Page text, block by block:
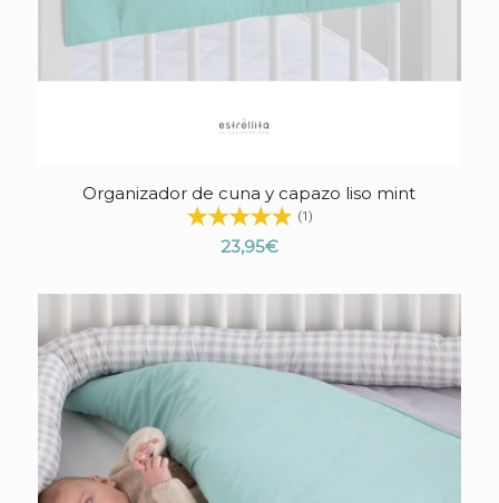
Organizador de cuna y capazo liso mint
(1)
23,95€